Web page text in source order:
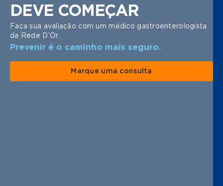
DEVE COMEÇAR
Faça sua avaliação com um médico gastroenterologista
da Rede D’Or.
Prevenir é o caminho mais seguro.
Marque uma consulta